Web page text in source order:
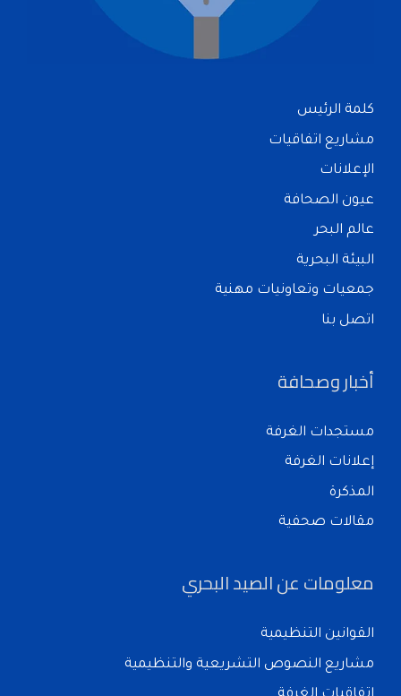
كلمة الرئيس
مشاريع اتفاقيات
الإعلانات
عيون الصحافة
عالم البحر
البيئة البحرية
جمعيات وتعاونيات مهنية
اتصل بنا
أخبار وصحافة
مستجدات الغرفة
إعلانات الغرفة
المذكرة
مقالات صحفية
معلومات عن الصيد البحري
القوانين التنظيمية
مشاريع النصوص التشريعية والتنظيمية